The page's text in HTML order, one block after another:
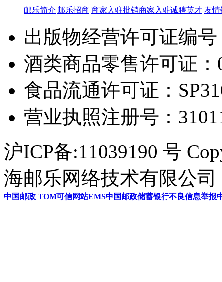
邮乐简介 邮乐招商 商家入驻批销商家入驻诚聘英才 友情
出版物经营许可证编
酒类商品零售许可证：
食品流通许可证：
营业执照注册号：
沪ICP备:11039190 号
海邮乐网络技术有限公司
中国邮政 TOM可信网站EMS中国邮政储蓄银行不良信息举报